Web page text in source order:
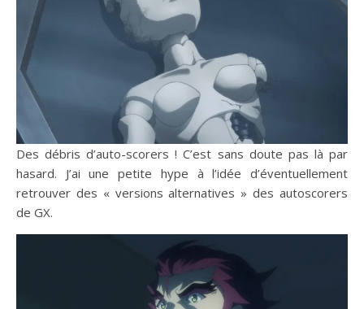
Des débris d’auto-scorers ! C’est sans doute pas là par
hasard. J’ai une petite hype à l’idée d’éventuellement
retrouver des « versions alternatives » des autoscorers
de GX.